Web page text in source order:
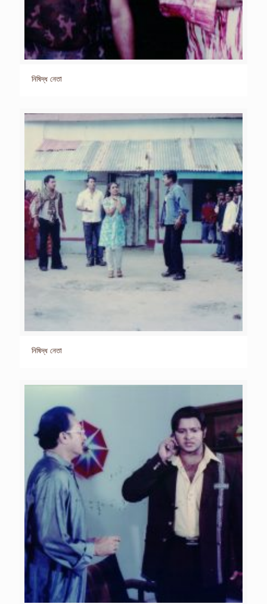
নিষিদ্ধ নেতা
নিষিদ্ধ নেতা